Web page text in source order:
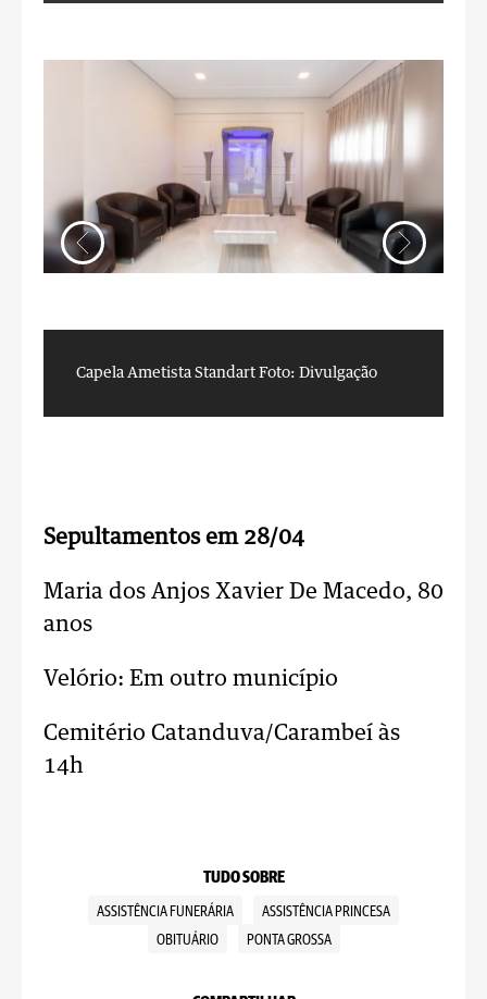
Capela Ametista Standart Foto: Divulgação
Sepultamentos em 28/04
Maria dos Anjos Xavier De Macedo, 80
anos
Velório: Em outro município
Cemitério Catanduva/Carambeí às
14h
TUDO SOBRE
ASSISTÊNCIA FUNERÁRIA
ASSISTÊNCIA PRINCESA
OBITUÁRIO
PONTA GROSSA